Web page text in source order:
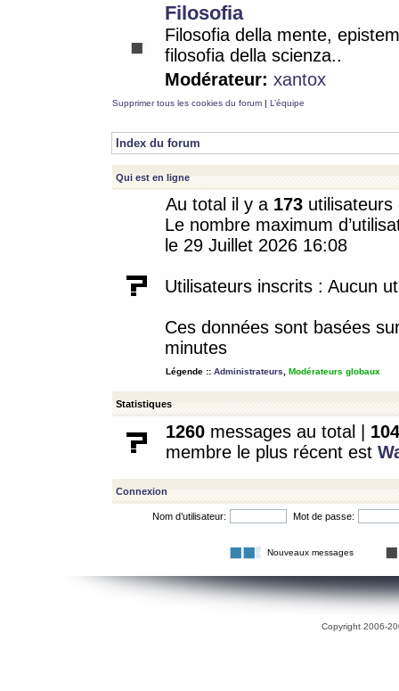
Filosofia
Filosofia della mente,
filosofia della scienza..
Modérateur: xantox
Supprimer tous les cookies du forum | L’équipe
Index du forum
Qui est en ligne
Au total il y a 173
Le nombre maximum
le 29 Juillet 2026 16:08
Utilisateurs inscrits : Aucun
Ces données sont basées
minutes
Légende :: Administrateurs Modérateurs globaux
Statistiques
1260 messages au total | 104
membre le plus récent est
Connexion
Nom d’utilisateur: Mot de passe:
Nouveaux messages
Copyright 2006-